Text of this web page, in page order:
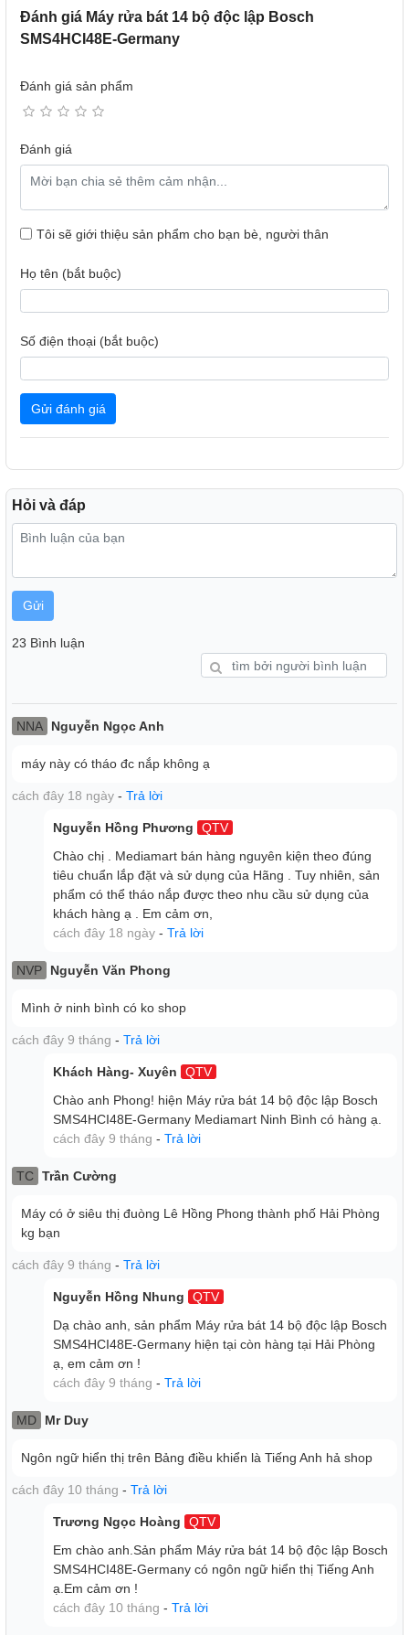
Chương trình diệt khuẩn của SMS4HCI48E sẽ tăng nhiệt
phút. Chương trình diệt khuẩn sẽ phù hợp với người sử
Thời gian hẹn giờ lên tới 1-24 tiếng đồng hồ giúp bạn xử lý
việc rửa bát dễ dàng, rửa bát trong thời gian bạn đi làm
hoặc trước khi bạn trở lại nhà.
TIỆN NGHI VÀ THƯ GIÃN
Hệ thống điều chỉnh khay trên 3 tầng RackMatic, phục vụ
đặt giỏ trên ở 3 vị trí khác nhau và vị trí đã chọn có thể dễ
dàng thay đổi ngay cả khi đầy tải. Tăng không gian sử dụng
cho rổ dưới
Auto 45º-65º: Chương trình tự động cho kết quả tốt
Lượng nước, nhiệt độ của nước và thời gian xả cảu máy
bẩn của bát đĩa. Chương trình này giúp máy đặt hiệu quả
Đánh giá Máy rửa bát 14 bộ độc lập Bosch
SMS4HCI48E-Germany
Đánh giá sản phẩm
Đánh giá
Tôi sẽ giới thiệu sản phẩm cho bạn bè, người thân
Họ tên (bắt buộc)
Số điện thoại (bắt buộc)
Gửi đánh giá
Hỏi và đáp
Gửi
23 Bình luận
NNA Nguyễn Ngọc Anh
máy này có tháo đc nắp không ạ
cách đây 18 ngày - Trả lời
Nguyễn Hồng Phương
QTV
Chào chị . Mediamart bán hàng nguyên kiện theo đúng
tiêu chuẩn lắp đặt và sử dụng của Hãng . Tuy nhiên, sản
phẩm có thể tháo nắp được theo nhu cầu sử dụng của
khách hàng ạ . Em cảm ơn,
cách đây 18 ngày - Trả lời
NVP Nguyễn Văn Phong
Mình ở ninh bình có ko shop
cách đây 9 tháng - Trả lời
Khách Hàng- Xuyên
QTV
Chào anh Phong! hiện Máy rửa bát 14 bộ độc lập Bosch
SMS4HCI48E-Germany Mediamart Ninh Bình có hàng ạ.
cách đây 9 tháng - Trả lời
TC Trần Cường
Máy có ở siêu thị đuòng Lê Hồng Phong thành phố Hải Phòng
kg bạn
cách đây 9 tháng - Trả lời
Nguyễn Hồng Nhung
QTV
Dạ chào anh, sản phẩm Máy rửa bát 14 bộ độc lập Bosch
SMS4HCI48E-Germany hiện tại còn hàng tại Hải Phòng
ạ, em cảm ơn !
cách đây 9 tháng - Trả lời
MD Mr Duy
Ngôn ngữ hiển thị trên Bảng điều khiển là Tiếng Anh hả shop
cách đây 10 tháng - Trả lời
Trương Ngọc Hoàng
QTV
Em chào anh.Sản phẩm Máy rửa bát 14 bộ độc lập Bosch
SMS4HCI48E-Germany có ngôn ngữ hiển thị Tiếng Anh
ạ.Em cảm ơn !
cách đây 10 tháng - Trả lời